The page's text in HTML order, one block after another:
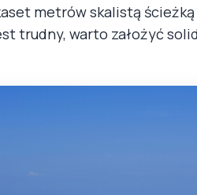
metrów skalistą
trudny, warto założyć